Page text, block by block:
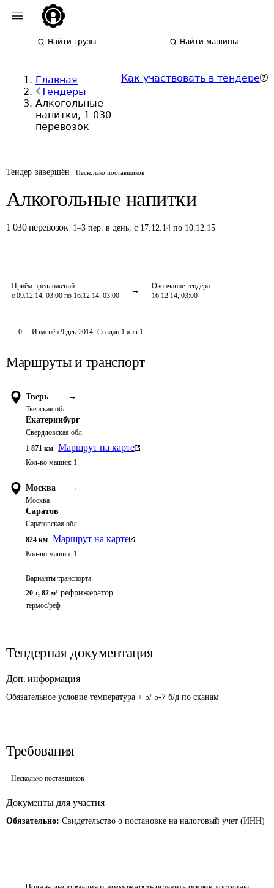
Найти грузы Найти машины
Главная
Тендеры
Алкогольные
напитки, 1 030
перевозок
Как участвовать в тендере
Тендер завершён Несколько поставщиков
Алкогольные напитки
1 030 перевозок 1–3 пер. в день,с 17.12.14 по 10.12.15
Приём предложений
с 09.12.14, 03:00 по 16.12.14, 03:00
Окончание тендера
16.12.14, 03:00
0 Изменён 9 дек 2014. Создан 1 янв 1
Маршруты и транспорт
Тверь →
Тверская обл.
Екатеринбург
Свердловская обл.
1 871 км Маршрут на карте
Кол-во машин: 1
Москва →
Москва
Саратов
Саратовская обл.
824 км Маршрут на карте
Кол-во машин: 1
Варианты транспорта
20 т, 82 м³ рефрижератор
термос/реф
Тендерная документация
Доп. информация
Обязательное условие температура + 5/ 5-7 б/д по сканам
Требования
Несколько поставщиков
Документы для участия
Обязательно: Свидетельство о постановке на налоговый учет (ИНН)